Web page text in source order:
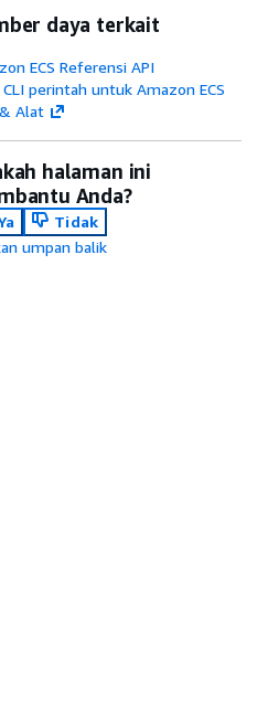
daya terkait
ECS Referensi API
CLI perintah untuk Amazon ECS
Alat
halaman ini
Anda?
Tidak
umpan balik